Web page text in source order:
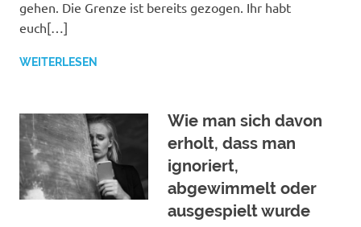
gehen. Die Grenze ist bereits gezogen. Ihr habt
euch[…]
WEITERLESEN
Wie man sich davon
erholt, dass man
ignoriert,
abgewimmelt oder
ausgespielt wurde